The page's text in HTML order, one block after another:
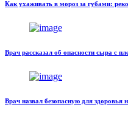
Как ухаживать в мороз за губами:
Врач рассказал об опасности сыра с
Врач назвал безопасную для здоровья